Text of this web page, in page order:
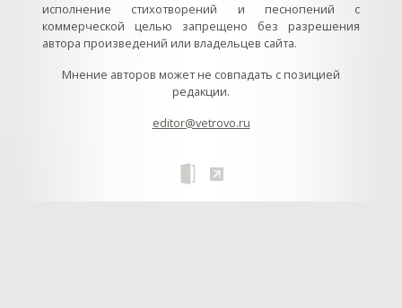
исполнение стихотворений и песнопений с
коммерческой целью запрещено без разрешения
автора произведений или владельцев сайта.
Мнение авторов может не совпадать с позицией
редакции.
editor@vetrovo.ru